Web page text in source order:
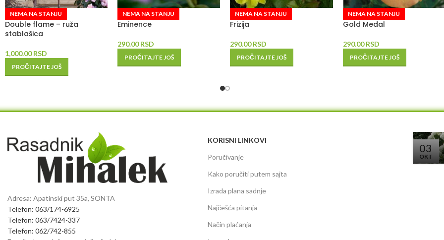
NEMA NA STANJU
Double flame – ruža
stablašica
1,000.00RSD
PROČITAJTE JOŠ
NEMA NA STANJU
Eminence
290.00RSD
PROČITAJTE JOŠ
NEMA NA STANJU
Frizija
290.00RSD
PROČITAJTE JOŠ
NEMA NA STANJU
Gold Medal
290.00RSD
PROČITAJTE JOŠ
Adresa: Apatinski put 35a, SONTA
Telefon: 063/174-6925
Telefon: 063/7424-337
Telefon: 062/742-855
KORISNI LINKOVI
Poručivanje
Kako poručiti putem sajta
Izrada plana sadnje
Najčešća pitanja
Način plaćanja
03
OKT